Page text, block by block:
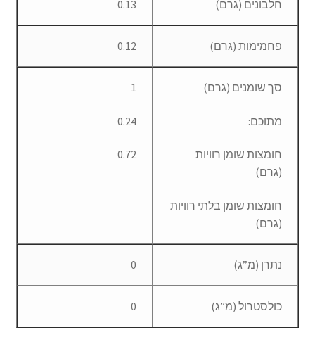
חלבונים (גרם) 0.13
פחמימות (גרם) 0.12
סך שומנים (גרם)
מתוכם:
חומצות שומן רוויות
(גרם)
חומצות שומן בלתי רוויות
(גרם)
1
0.24
0.72
נתרן (מ”ג) 0
כולסטרול (מ”ג) 0